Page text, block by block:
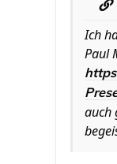
Ich
Paul
auch